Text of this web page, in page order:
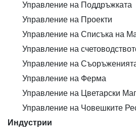
Управление на Поддръжката
Управление на Проекти
Управление на Списъка на
Управление на
Управление на
Управление на Ферма
Управление на Цветарски
Управление на Човешките
Индустрии